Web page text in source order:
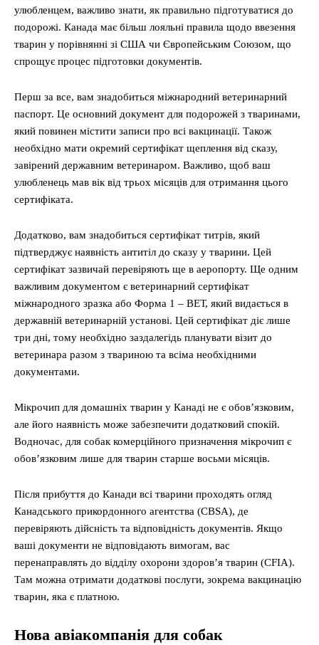
улюбленцем, важливо знати, як правильно підготуватися до
подорожі. Канада має більш лояльні правила щодо ввезення
тварин у порівнянні зі США чи Європейським Союзом, що
спрощує процес підготовки документів.
Перш за все, вам знадобиться міжнародний ветеринарний
паспорт. Це основний документ для подорожей з тваринами,
який повинен містити записи про всі вакцинації. Також
необхідно мати окремий сертифікат щеплення від сказу,
завірений державним ветеринаром. Важливо, щоб ваш
улюбленець мав вік від трьох місяців для отримання цього
сертифіката.
Додатково, вам знадобиться сертифікат титрів, який
підтверджує наявність антитіл до сказу у тварини. Цей
сертифікат зазвичай перевіряють ще в аеропорту. Ще одним
важливим документом є ветеринарний сертифікат
міжнародного зразка або Форма 1 – ВЕТ, який видається в
державній ветеринарній установі. Цей сертифікат діє лише
три дні, тому необхідно заздалегідь планувати візит до
ветеринара разом з твариною та всіма необхідними
документами.
Мікрочип для домашніх тварин у Канаді не є обов’язковим,
але його наявність може забезпечити додатковий спокій.
Водночас, для собак комерційного призначення мікрочип є
обов’язковим лише для тварин старше восьми місяців.
Після прибуття до Канади всі тварини проходять огляд
Канадського прикордонного агентства (CBSA), де
перевіряють дійсність та відповідність документів. Якщо
ваші документи не відповідають вимогам, вас
перенаправлять до відділу охорони здоров’я тварин (CFIA).
Там можна отримати додаткові послуги, зокрема вакцинацію
тварин, яка є платною.
Нова авіакомпанія для собак